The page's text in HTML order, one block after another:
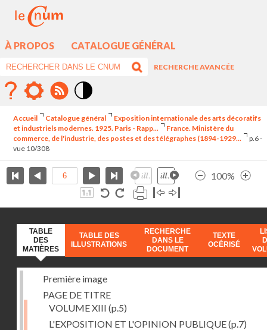
À PROPOS CATALOGUE GÉNÉRAL
RECHERCHE AVANCÉE
élévé
Accueil Catalogue général
Exposition internationale des arts décoratifs
et industriels modernes. 1925. Paris - Rapp...
France. Ministère du
commerce, de l'industrie, des postes et des télégraphes (1894-1929...
p.6 -
vue 10/308
100%
TABLE
DES
MATIÈRES
TABLE DES
ILLUSTRATIONS
RECHERCHE
DANS LE
DOCUMENT
TEXTE
OCÉRISÉ
Première image
PAGE DE TITRE
VOLUME XIII (p.5)
L'EXPOSITION ET L'OPINION PUBLIQUE(p.7)